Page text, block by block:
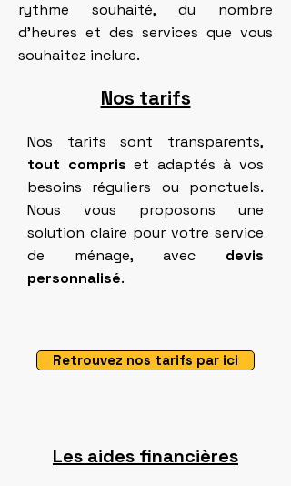
rythme souhaité, du nombre
d’heures et des services que vous
souhaitez inclure.
Nos tarifs
Nos tarifs sont transparents,
tout compris et adaptés à vos
besoins réguliers ou ponctuels.
Nous vous proposons une
solution claire pour votre service
de ménage, avec devis
personnalisé.
Retrouvez nos tarifs par ici
Les aides financières